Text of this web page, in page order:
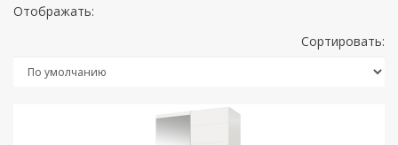
Отображать:
Сортировать: